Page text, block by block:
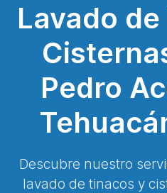
Lavado
Pedro
Descubre nuestro
lavado de tinacos y